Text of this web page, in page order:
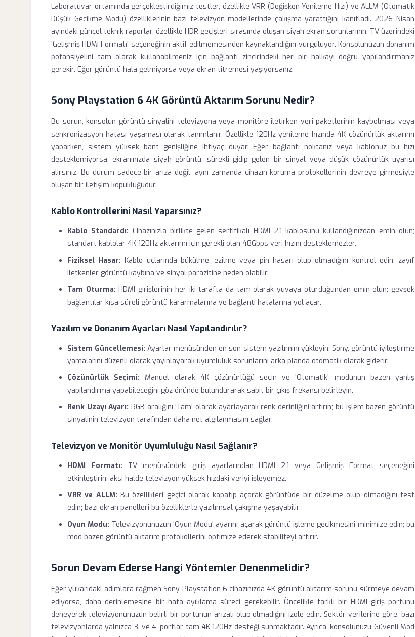
Laboratuvar ortamında gerçekleştirdiğimiz testler, özellikle VRR (Değişken Yenileme Hızı) ve ALLM (Otomatik
Düşük Gecikme Modu) özelliklerinin bazı televizyon modellerinde çakışma yarattığını kanıtladı. 2026 Nisan
ayındaki güncel teknik raporlar, özellikle HDR geçişleri sırasında oluşan siyah ekran sorunlarının, TV üzerindeki
'Gelişmiş HDMI Formatı' seçeneğinin aktif edilmemesinden kaynaklandığını vurguluyor. Konsolunuzun donanım
potansiyelini tam olarak kullanabilmeniz için bağlantı zincirindeki her bir halkayı doğru yapılandırmanız
gerekir. Eğer görüntü hala gelmiyorsa veya ekran titremesi yaşıyorsanız,
Sony Playstation 6 4K Görüntü Aktarım Sorunu Nedir?
Bu sorun, konsolun görüntü sinyalini televizyona veya monitöre iletirken veri paketlerinin kaybolması veya
senkronizasyon hatası yaşaması olarak tanımlanır. Özellikle 120Hz yenileme hızında 4K çözünürlük aktarımı
yaparken, sistem yüksek bant genişliğine ihtiyaç duyar. Eğer bağlantı noktanız veya kablonuz bu hızı
desteklemiyorsa, ekranınızda siyah görüntü, sürekli gidip gelen bir sinyal veya düşük çözünürlük uyarısı
alırsınız. Bu durum sadece bir arıza değil, aynı zamanda cihazın koruma protokollerinin devreye girmesiyle
oluşan bir iletişim kopukluğudur.
Kablo Kontrollerini Nasıl Yaparsınız?
Kablo Standardı: Cihazınızla birlikte gelen sertifikalı HDMI 2.1 kablosunu kullandığınızdan emin olun;
standart kablolar 4K 120Hz aktarımı için gerekli olan 48Gbps veri hızını desteklemezler.
Fiziksel Hasar: Kablo uçlarında bükülme, ezilme veya pin hasarı olup olmadığını kontrol edin; zayıf
iletkenler görüntü kaybına ve sinyal parazitine neden olabilir.
Tam Oturma: HDMI girişlerinin her iki tarafta da tam olarak yuvaya oturduğundan emin olun; gevşek
bağlantılar kısa süreli görüntü kararmalarına ve bağlantı hatalarına yol açar.
Yazılım ve Donanım Ayarları Nasıl Yapılandırılır?
Sistem Güncellemesi: Ayarlar menüsünden en son sistem yazılımını yükleyin; Sony, görüntü iyileştirme
yamalarını düzenli olarak yayınlayarak uyumluluk sorunlarını arka planda otomatik olarak giderir.
Çözünürlük Seçimi: Manuel olarak 4K çözünürlüğü seçin ve 'Otomatik' modunun bazen yanlış
yapılandırma yapabileceğini göz önünde bulundurarak sabit bir çıkış frekansı belirleyin.
Renk Uzayı Ayarı: RGB aralığını 'Tam' olarak ayarlayarak renk derinliğini artırın; bu işlem bazen görüntü
sinyalinin televizyon tarafından daha net algılanmasını sağlar.
Televizyon ve Monitör Uyumluluğu Nasıl Sağlanır?
HDMI Formatı: TV menüsündeki giriş ayarlarından HDMI 2.1 veya Gelişmiş Format seçeneğini
etkinleştirin; aksi halde televizyon yüksek hızdaki veriyi işleyemez.
VRR ve ALLM: Bu özellikleri geçici olarak kapatıp açarak görüntüde bir düzelme olup olmadığını test
edin; bazı ekran panelleri bu özelliklerle yazılımsal çakışma yaşayabilir.
Oyun Modu: Televizyonunuzun 'Oyun Modu' ayarını açarak görüntü işleme gecikmesini minimize edin; bu
mod bazen görüntü aktarım protokollerini optimize ederek stabiliteyi artırır.
Sorun Devam Ederse Hangi Yöntemler Denenmelidir?
Eğer yukarıdaki adımlara rağmen Sony Playstation 6 cihazınızda 4K görüntü aktarım sorunu sürmeye devam
ediyorsa, daha derinlemesine bir hata ayıklama süreci gerekebilir. Öncelikle farklı bir HDMI giriş portunu
deneyerek televizyonunuzun belirli bir portunun arızalı olup olmadığını izole edin. Sektör verilerine göre, bazı
televizyonlarda yalnızca 3. ve 4. portlar tam 4K 120Hz desteği sunmaktadır. Ayrıca, konsolunuzu Güvenli Mod